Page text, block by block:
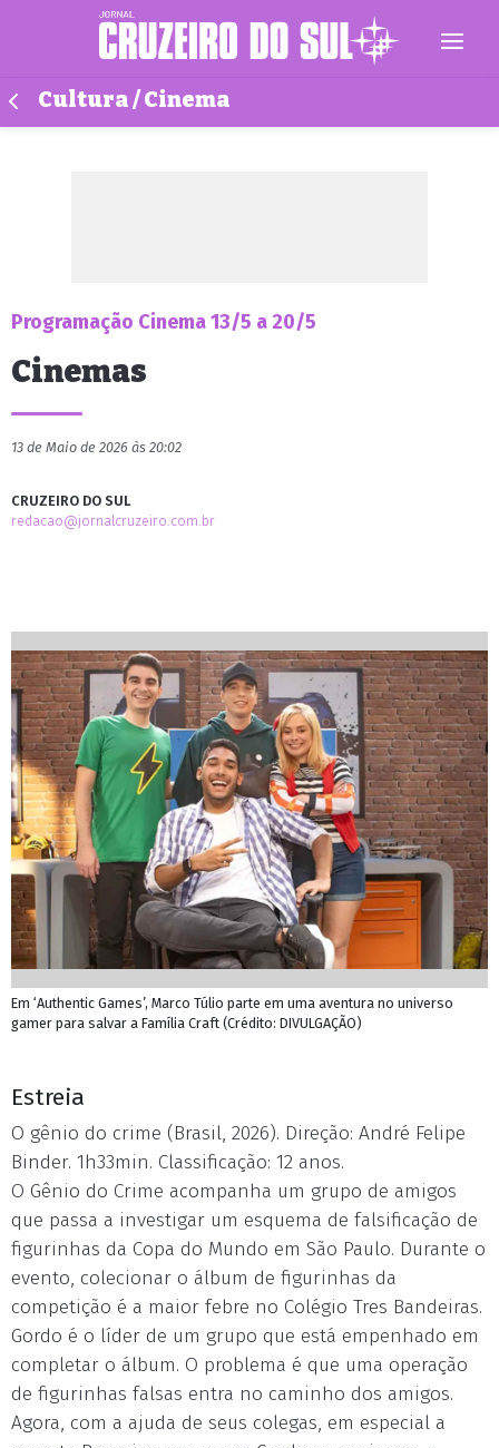
Cultura / Cinema
Programação Cinema 13/5 a 20/5
Cinemas
13 de Maio de 2026 às 20:02
CRUZEIRO DO SUL
redacao@jornalcruzeiro.com.br
Em ‘Authentic Games’, Marco Túlio parte em uma aventura no universo
gamer para salvar a Família Craft (Crédito: DIVULGAÇÃO)
Estreia
O gênio do crime (Brasil, 2026). Direção: André Felipe
Binder. 1h33min. Classificação: 12 anos.
O Gênio do Crime acompanha um grupo de amigos
que passa a investigar um esquema de falsificação de
figurinhas da Copa do Mundo em São Paulo. Durante o
evento, colecionar o álbum de figurinhas da
competição é a maior febre no Colégio Tres Bandeiras.
Gordo é o líder de um grupo que está empenhado em
completar o álbum. O problema é que uma operação
de figurinhas falsas entra no caminho dos amigos.
Agora, com a ajuda de seus colegas, em especial a